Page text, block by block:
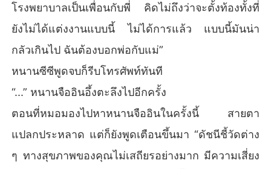
โรงพยาบาลเป็นเพื่อนกับพี่ คิดไม่ถึงว่าจะตั้งท้องทั้งที่
ยังไม่ได้แต่งงานแบบนี้ ไม่ได้การแล้ว แบบนี้มันน่า
กลัวเกินไป ฉันต้องบอกพ่อกับแม่”
หนานซีซีพูดจบก็รีบโทรศัพท์ทันที
“...” หนานจืออินอึ้งตะลึงไปอีกครั้ง
ตอนที่หมอมองไปหาหนานจืออินในครั้งนี้ สายตา
แปลกประหลาด แต่ก็ยังพูดเตือนขึ้นมา “ดัชนีชี้วัดต่าง
ๆ ทางสุขภาพของคุณไม่เสถียรอย่างมาก มีความเสี่ยง